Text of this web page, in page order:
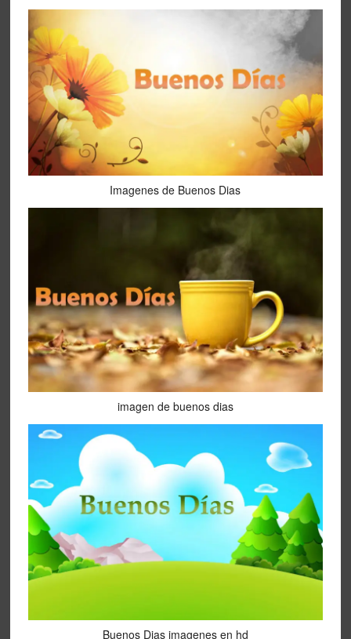
Imagenes de Buenos Dias
imagen de buenos dias
Buenos Dias imagenes en hd